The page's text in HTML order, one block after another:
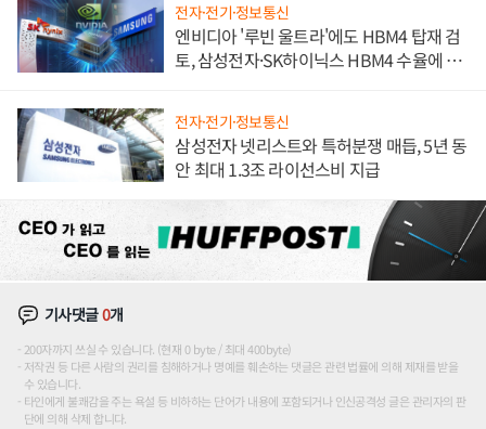
전자·전기·정보통신
엔비디아 '루빈 울트라'에도 HBM4 탑재 검
토, 삼성전자·SK하이닉스 HBM4 수율에 주
전자·전기·정보통신
삼성전자 넷리스트와 특허분쟁 매듭, 5년 동
안 최대 1.3조 라이선스비 지급
기사댓글0개
200자까지 쓰실 수 있습니다. (현재 0 byte / 최대 400byte)
저작권 등 다른 사람의 권리를 침해하거나 명예를 훼손하는 댓글은 관련 법률에 의해 제재를 받을
수 있습니다.
타인에게 불쾌감을 주는 욕설 등 비하하는 단어가 내용에 포함되거나 인신공격성 글은 관리자의 판
단에 의해 삭제 합니다.